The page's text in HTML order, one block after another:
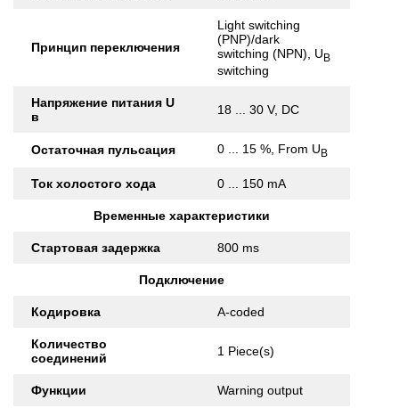
Принцип переключения
Light switching
(PNP)/dark
switching (NPN), UB
switching
Напряжение питания U
в
18 ... 30 V, DC
Остаточная пульсация 0 ... 15 %, From UB
Ток холостого хода 0 ... 150 mA
Временные характеристики
Стартовая задержка 800 ms
Подключение
Кодировка A-coded
Количество
соединений
1 Piece(s)
Функции Warning output